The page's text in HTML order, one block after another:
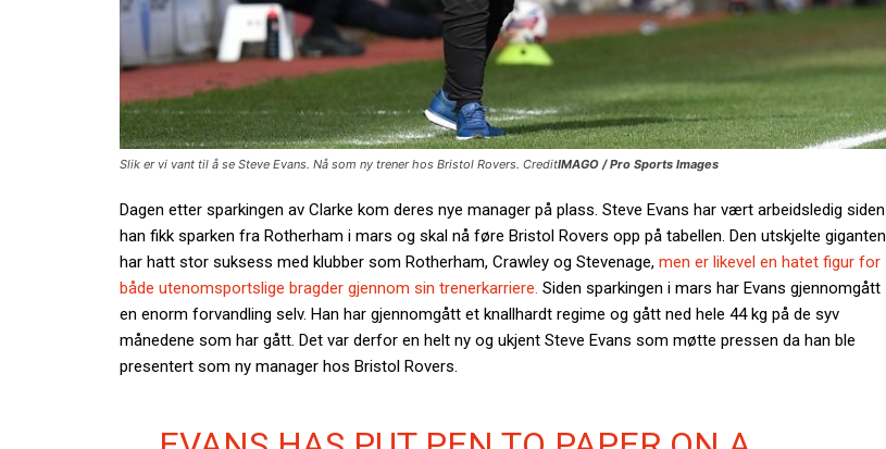
Slik er vi vant til å se Steve Evans. Nå som ny trener hos Bristol Rovers. CreditIMAGO / Pro Sports Images
Dagen etter sparkingen av Clarke kom deres nye manager på plass. Steve Evans har vært arbeidsledig siden
han fikk sparken fra Rotherham i mars og skal nå føre Bristol Rovers opp på tabellen. Den utskjelte giganten
har hatt stor suksess med klubber som Rotherham, Crawley og Stevenage, men er likevel en hatet figur for
både utenomsportslige bragder gjennom sin trenerkarriere. Siden sparkingen i mars har Evans gjennomgått
en enorm forvandling selv. Han har gjennomgått et knallhardt regime og gått ned hele 44 kg på de syv
månedene som har gått. Det var derfor en helt ny og ukjent Steve Evans som møtte pressen da han ble
presentert som ny manager hos Bristol Rovers.